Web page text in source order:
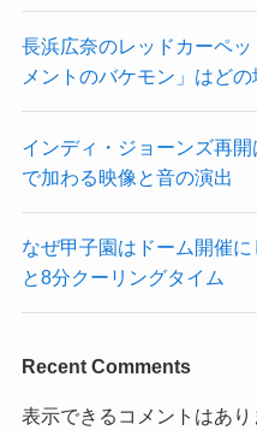
長浜広奈のレッドカーペ
メントのバケモン」はど
インディ・ジョーンズ再
で加わる映像と音の演出
なぜ甲子園はドーム開催
と8分クーリングタイム
Recent Comments
表示できるコメントはあり